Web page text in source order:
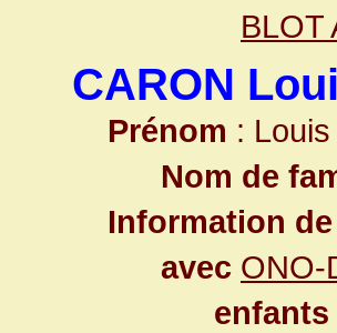
BLOT
CARON
Prénom :
Nom de
Information
avec ONO-
enfants